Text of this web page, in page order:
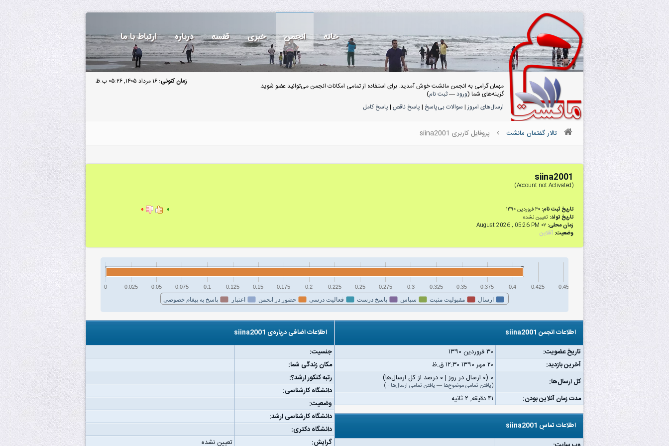
خانه انجمن خبری قفسه درباره ارتباط با ما
زمان کنونی: ۱۶ مرداد ۱۴۰۵, ۰۵:۲۶ ب.ظ
مهمان گرامی به انجمن مانشت خوش آمدید. برای استفاده از تمامی امکانات انجمن می‌توانید عضو شوید.
گزینه‌های شما (ورود—ثبت نام)
ارسال‌های امروز| سوالات بی‌پاسخ | پاسخ ناقص | پاسخ کامل
تالار گفتمان مانشت پروفایل کاربری siina2001
siina2001
(Account not Activated)
تاریخ ثبت نام: ۳۰ فروردین ۱۳۹۰
تاریخ تولد: تعیین نشده
زمان محلی: ۰۷ August 2026 , 05:26 PM
وضعیت: آفلاین
۰ ۰
ارسال مقبولیت مثبت سپاس پاسخ درست فعالیت درسی حضور در انجمن اعتبار پاسخ به پیغام خصوصی
0 0.025 0.05 0.075 0.1 0.125 0.15 0.175 0.2 0.225 0.25 0.275 0.3 0.325 0.35 0.375 0.4 0.425 0.45
اطلاعات انجمن siina2001
تاریخ عضویت:
۳۰ فروردین ۱۳۹۰
آخرین بازدید:
۲۰ مهر ۱۳۹۰ ۱۲:۳۰ ق.ظ
کل ارسال‌ها:
۰ (۰ ارسال در روز | ۰ درصد از کل ارسال‌ها)
(یافتن تمامی موضوع‌ها — یافتن تمامی ارسال‌ها -
)
مدت زمان آنلاین بودن: ۴۱ دقیقه, ۲ ثانیه
اطلاعات تماسِ siina2001
اطلاعات اضافی درباره‌ی siina2001
جنسیت:
مکان زندگی شما:
رتبه کنکور ارشد؟:
دانشگاه کارشناسی:
وضعیت:
دانشگاه کارشناسی ارشد:
دانشگاه دکتری:
گرایش:
تعیین نشده